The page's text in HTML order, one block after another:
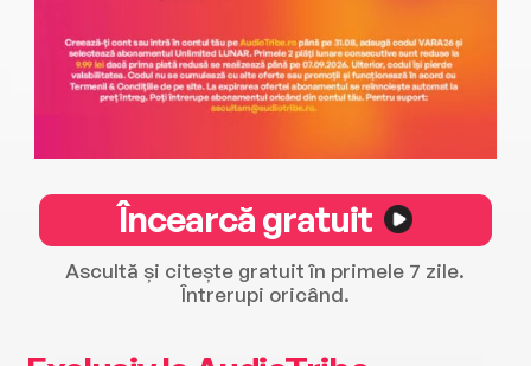
Încearcă gratuit
Ascultă și citește gratuit în primele 7 zile.
Întrerupi oricând.